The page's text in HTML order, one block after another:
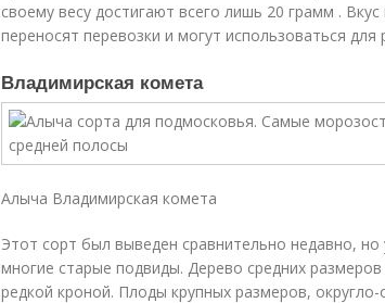
своему весу достигают всего лишь 20 грамм .
переносят перевозки и могут использоваться для
Владимирская комета
Алыча Владимирская комета
Этот сорт был выведен сравнительно недавно,
многие старые подвиды. Дерево средних
редкой кроной. Плоды крупных размеров,